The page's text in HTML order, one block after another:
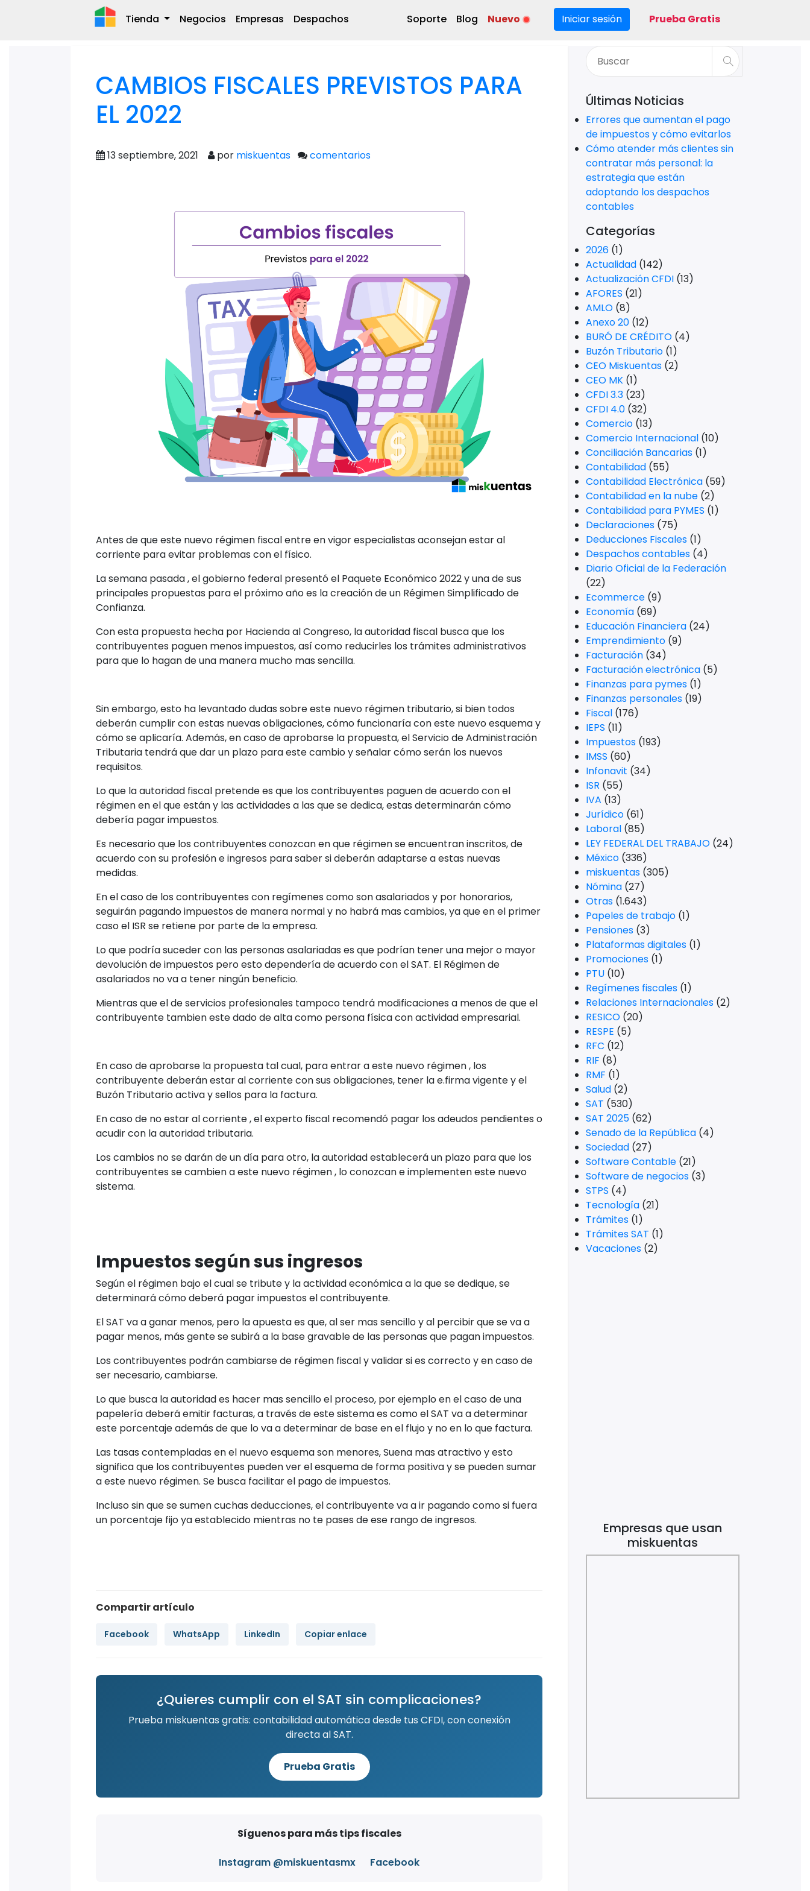
Tienda Negocios Empresas Despachos Soporte Blog Nuevo Iniciar sesión Prueba Gratis
corriente para evitar problemas con el físico.
Con esta propuesta hecha por Hacienda al Congreso, la autoridad fiscal busca que los
contribuyentes paguen menos impuestos, así como reducirles los trámites administrativos
para que lo hagan de una manera mucho mas sencilla.
Sin embargo, esto ha levantado dudas sobre este nuevo régimen tributario, si bien todos
deberán cumplir con estas nuevas obligaciones, cómo funcionaría con este nuevo esquema y
cómo se aplicaría. Además, en caso de aprobarse la propuesta, el Servicio de Administración
Tributaria tendrá que dar un plazo para este cambio y señalar cómo serán los nuevos
Lo que la autoridad fiscal pretende es que los contribuyentes paguen de acuerdo con el
régimen en el que están y las actividades a las que se dedica, estas determinarán cómo
debería pagar impuestos.
Es necesario que los contribuyentes conozcan en que régimen se encuentran inscritos, de
acuerdo con su profesión e ingresos para saber si deberán adaptarse a estas nuevas
En el caso de los contribuyentes con regímenes como son asalariados y por honorarios,
Lo que podría suceder con las personas asalariadas es que podrían tener una mejor o mayor
devolución de impuestos pero esto dependería de acuerdo con el SAT. El Régimen de
asalariados no va a tener ningún beneficio.
Mientras que el de servicios profesionales tampoco tendrá modificaciones a menos de que el
contribuyente tambien este dado de alta como persona física con actividad empresarial.
En caso de aprobarse la propuesta tal cual, para entrar a este nuevo régimen , los
En caso de no estar al corriente , el experto fiscal recomendó pagar los adeudos pendientes o
acudir con la autoridad tributaria.
Los cambios no se darán de un día para otro, la autoridad establecerá un plazo para que los
contribuyentes se cambien a este nuevo régimen , lo conozcan e implementen este nuevo
Impuestos según sus ingresos
Según el régimen bajo el cual se tribute y la actividad económica a la que se dedique, se
determinará cómo deberá pagar impuestos el contribuyente.
El SAT va a ganar menos, pero la apuesta es que, al ser mas sencillo y al percibir que se va a
pagar menos, más gente se subirá a la base gravable de las personas que pagan impuestos.
Los contribuyentes podrán cambiarse de régimen fiscal y validar si es correcto y en caso de
ser necesario, cambiarse.
papelería deberá emitir facturas, a través de este sistema es como el SAT va a determinar
este porcentaje además de que lo va a determinar de base en el flujo y no en lo que factura.
significa que los contribuyentes pueden ver el esquema de forma positiva y se pueden sumar
a este nuevo régimen. Se busca facilitar el pago de impuestos.
Incluso sin que se sumen cuchas deducciones, el contribuyente va a ir pagando como si fuera
un porcentaje fijo ya establecido mientras no te pases de ese rango de ingresos.
¿Quieres cumplir con el SAT sin complicaciones?
directa al SAT.
Prueba Gratis
Síguenos para más tips fiscales
Instagram @miskuentasmx Facebook
Comercio
(13)
Comercio Internacional
Conciliación Bancarias(1)
Contabilidad
Contabilidad Electrónica(59)
Contabilidad para PYMES
Declaraciones(75)
Deducciones Fiscales(1)
Despachos contables(4)
Diario Oficial de la Federación
(22)
Ecommerce(9)
Economía
Emprendimiento
Facturación
Facturación electrónica
Finanzas para pymes(1)
Finanzas personales
Fiscal(176)
IEPS(11)
Impuestos(193)
IMSS(60)
Infonavit(34)
ISR(55)
IVA(13)
Jurídico(61)
Laboral(85)
LEY FEDERAL DEL TRABAJO(24)
México(336)
miskuentas(305)
Nómina(27)
Otras(1.643)
Papeles de trabajo(1)
Pensiones(3)
Plataformas digitales(1)
Promociones(1)
PTU(10)
Regímenes fiscales
Relaciones Internacionales
RESICO(20)
RESPE(5)
RFC(12)
RIF(8)
RMF(1)
Salud(2)
SAT(530)
SAT 2025(62)
Senado de la República
Sociedad(27)
Software Contable
Software de negocios
STPS(4)
Tecnología
Trámites(1)
Trámites SAT
Vacaciones(2)
Empresas que usan
miskuentas